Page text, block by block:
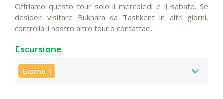
Offriamo questo tour solo il mercoledì e il sabato. Se
desideri visitare Bukhara da Tashkent in altri giorni,
controlla il nostro altro tour o contattaci.
Escursione
Giorno 1